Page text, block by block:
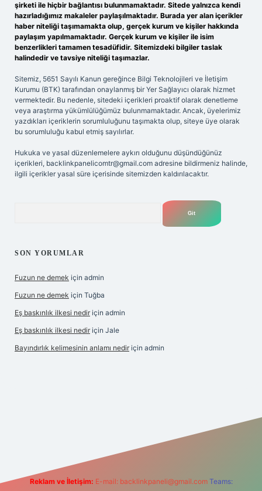
şirketi ile hiçbir bağlantısı bulunmamaktadır. Sitede yalnızca kendi
hazırladığımız makaleler paylaşılmaktadır. Burada yer alan içerikler
haber niteliği taşımamakta olup, gerçek kurum ve kişiler hakkında
paylaşım yapılmamaktadır. Gerçek kurum ve kişiler ile isim
benzerlikleri tamamen tesadüfidir. Sitemizdeki bilgiler taslak
halindedir ve tavsiye niteliği taşımazlar.
Sitemiz, 5651 Sayılı Kanun gereğince Bilgi Teknolojileri ve İletişim
Kurumu (BTK) tarafından onaylanmış bir Yer Sağlayıcı olarak hizmet
vermektedir. Bu nedenle, sitedeki içerikleri proaktif olarak denetleme
veya araştırma yükümlülüğümüz bulunmamaktadır. Ancak, üyelerimiz
yazdıkları içeriklerin sorumluluğunu taşımakta olup, siteye üye olarak
bu sorumluluğu kabul etmiş sayılırlar.
Hukuka ve yasal düzenlemelere aykırı olduğunu düşündüğünüz
içerikleri, backlinkpanelicomtr@gmail.com adresine bildirmeniz halinde,
ilgili içerikler yasal süre içerisinde sitemizden kaldırılacaktır.
SON YORUMLAR
Fuzun ne demek için admin
Fuzun ne demek için Tuğba
Eş baskınlık ilkesi nedir için admin
Eş baskınlık ilkesi nedir için Jale
Bayındırlık kelimesinin anlamı nedir için admin
Reklam ve İletişim: E-mail: backlinkpaneli@gmail.com Teams: